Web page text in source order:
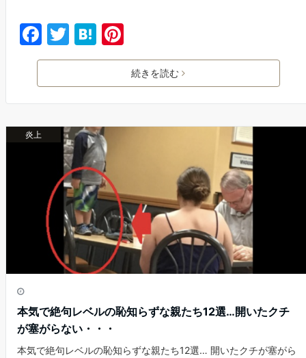
F
a
e
b
k
T
w
er
H
at
n
a
nt
er
e
st
続きを読む
炎上
本気で絶句レベルの恥知らずな親たち12選…開いたクチ
が塞がらない・・・
本気で絶句レベルの恥知らずな親たち12選… 開いたクチが塞がら